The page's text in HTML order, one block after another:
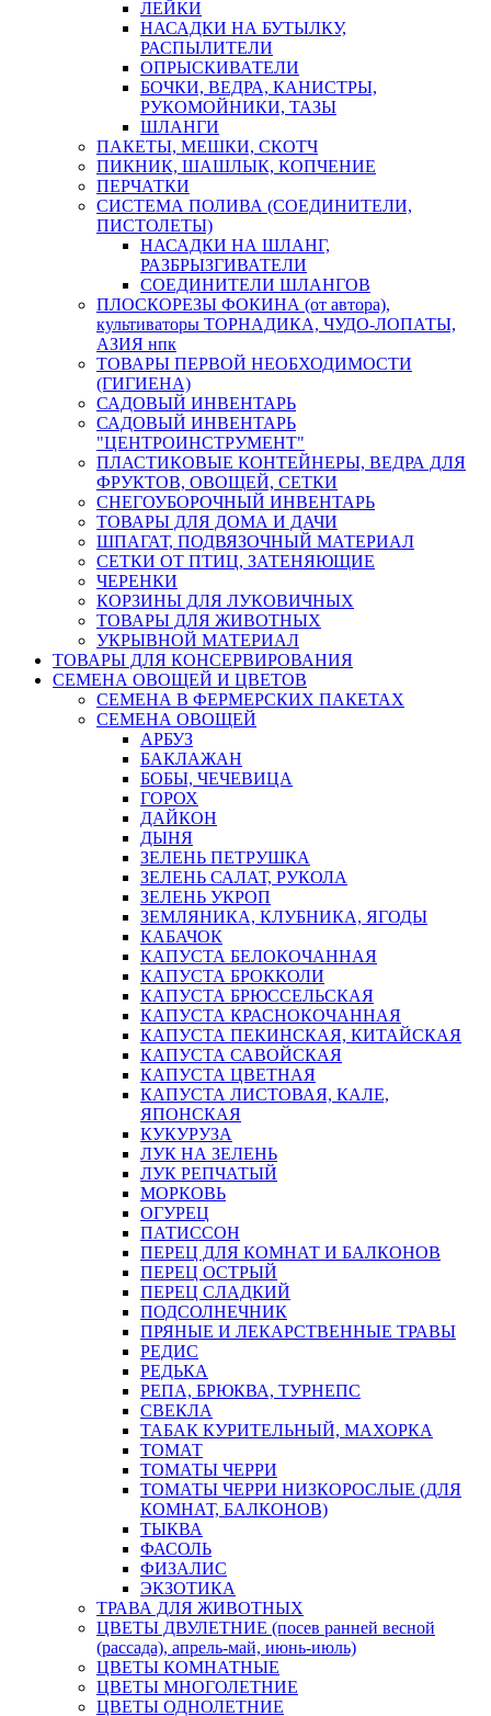
ЛЕЙКИ
НАСАДКИ НА БУТЫЛКУ,
РАСПЫЛИТЕЛИ
ОПРЫСКИВАТЕЛИ
БОЧКИ, ВЕДРА, КАНИСТРЫ,
РУКОМОЙНИКИ, ТАЗЫ
ШЛАНГИ
ПАКЕТЫ, МЕШКИ, СКОТЧ
ПИКНИК, ШАШЛЫК, КОПЧЕНИЕ
ПЕРЧАТКИ
СИСТЕМА ПОЛИВА (СОЕДИНИТЕЛИ,
ПИСТОЛЕТЫ)
НАСАДКИ НА ШЛАНГ,
РАЗБРЫЗГИВАТЕЛИ
СОЕДИНИТЕЛИ ШЛАНГОВ
ПЛОСКОРЕЗЫ ФОКИНА (от автора),
культиваторы ТОРНАДИКА, ЧУДО-ЛОПАТЫ,
АЗИЯ нпк
ТОВАРЫ ПЕРВОЙ НЕОБХОДИМОСТИ
(ГИГИЕНА)
САДОВЫЙ ИНВЕНТАРЬ
САДОВЫЙ ИНВЕНТАРЬ
"ЦЕНТРОИНСТРУМЕНТ"
ПЛАСТИКОВЫЕ КОНТЕЙНЕРЫ, ВЕДРА ДЛЯ
ФРУКТОВ, ОВОЩЕЙ, СЕТКИ
СНЕГОУБОРОЧНЫЙ ИНВЕНТАРЬ
ТОВАРЫ ДЛЯ ДОМА И ДАЧИ
ШПАГАТ, ПОДВЯЗОЧНЫЙ МАТЕРИАЛ
СЕТКИ ОТ ПТИЦ, ЗАТЕНЯЮЩИЕ
ЧЕРЕНКИ
КОРЗИНЫ ДЛЯ ЛУКОВИЧНЫХ
ТОВАРЫ ДЛЯ ЖИВОТНЫХ
УКРЫВНОЙ МАТЕРИАЛ
ТОВАРЫ ДЛЯ КОНСЕРВИРОВАНИЯ
СЕМЕНА ОВОЩЕЙ И ЦВЕТОВ
СЕМЕНА В ФЕРМЕРСКИХ ПАКЕТАХ
СЕМЕНА ОВОЩЕЙ
АРБУЗ
БАКЛАЖАН
БОБЫ, ЧЕЧЕВИЦА
ГОРОХ
ДАЙКОН
ДЫНЯ
ЗЕЛЕНЬ ПЕТРУШКА
ЗЕЛЕНЬ САЛАТ, РУКОЛА
ЗЕЛЕНЬ УКРОП
ЗЕМЛЯНИКА, КЛУБНИКА, ЯГОДЫ
КАБАЧОК
КАПУСТА БЕЛОКОЧАННАЯ
КАПУСТА БРОККОЛИ
КАПУСТА БРЮССЕЛЬСКАЯ
КАПУСТА КРАСНОКОЧАННАЯ
КАПУСТА ПЕКИНСКАЯ, КИТАЙСКАЯ
КАПУСТА САВОЙСКАЯ
КАПУСТА ЦВЕТНАЯ
КАПУСТА ЛИСТОВАЯ, КАЛЕ,
ЯПОНСКАЯ
КУКУРУЗА
ЛУК НА ЗЕЛЕНЬ
ЛУК РЕПЧАТЫЙ
МОРКОВЬ
ОГУРЕЦ
ПАТИССОН
ПЕРЕЦ ДЛЯ КОМНАТ И БАЛКОНОВ
ПЕРЕЦ ОСТРЫЙ
ПЕРЕЦ СЛАДКИЙ
ПОДСОЛНЕЧНИК
ПРЯНЫЕ И ЛЕКАРСТВЕННЫЕ ТРАВЫ
РЕДИС
РЕДЬКА
РЕПА, БРЮКВА, ТУРНЕПС
СВЕКЛА
ТАБАК КУРИТЕЛЬНЫЙ, МАХОРКА
ТОМАТ
ТОМАТЫ ЧЕРРИ
ТОМАТЫ ЧЕРРИ НИЗКОРОСЛЫЕ (ДЛЯ
КОМНАТ, БАЛКОНОВ)
ТЫКВА
ФАСОЛЬ
ФИЗАЛИС
ЭКЗОТИКА
ТРАВА ДЛЯ ЖИВОТНЫХ
ЦВЕТЫ ДВУЛЕТНИЕ (посев ранней весной
(рассада), апрель-май, июнь-июль)
ЦВЕТЫ КОМНАТНЫЕ
ЦВЕТЫ МНОГОЛЕТНИЕ
ЦВЕТЫ ОДНОЛЕТНИЕ